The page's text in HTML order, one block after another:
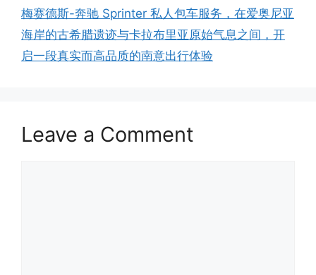
梅赛德斯-奔驰 Sprinter 私人包车服务，在爱奥尼亚
海岸的古希腊遗迹与卡拉布里亚原始气息之间，开
启一段真实而高品质的南意出行体验
Leave a Comment